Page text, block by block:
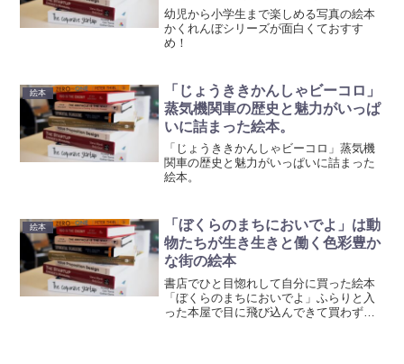
幼児から小学生まで楽しめる写真の絵本
かくれんぼシリーズが面白くておすす
め！
絵本
「じょうききかんしゃビーコロ」
蒸気機関車の歴史と魅力がいっぱ
いに詰まった絵本。
「じょうききかんしゃビーコロ」蒸気機
関車の歴史と魅力がいっぱいに詰まった
絵本。
絵本
「ぼくらのまちにおいでよ」は動
物たちが生き生きと働く色彩豊か
な街の絵本
書店でひと目惚れして自分に買った絵本
「ぼくらのまちにおいでよ」ふらりと入
った本屋で目に飛び込んできて買わずに